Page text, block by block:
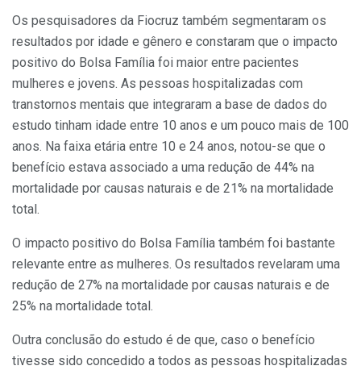
Os pesquisadores da Fiocruz também segmentaram os
resultados por idade e gênero e constaram que o impacto
positivo do Bolsa Família foi maior entre pacientes
mulheres e jovens. As pessoas hospitalizadas com
transtornos mentais que integraram a base de dados do
estudo tinham idade entre 10 anos e um pouco mais de 100
anos. Na faixa etária entre 10 e 24 anos, notou-se que o
benefício estava associado a uma redução de 44% na
mortalidade por causas naturais e de 21% na mortalidade
total.
O impacto positivo do Bolsa Família também foi bastante
relevante entre as mulheres. Os resultados revelaram uma
redução de 27% na mortalidade por causas naturais e de
25% na mortalidade total.
Outra conclusão do estudo é de que, caso o benefício
tivesse sido concedido a todos as pessoas hospitalizadas